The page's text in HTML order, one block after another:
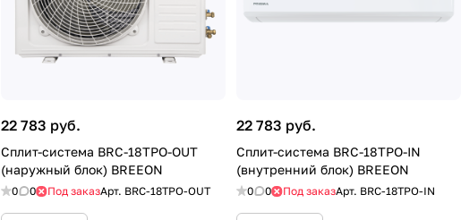
22 783 руб.
Сплит-система BRC-18TPO-OUT
(наружный блок) BREEON
0 0 Под заказАрт. BRC-18TPO-OUT
22 783 руб.
Сплит-система BRC-18TPO-IN
(внутренний блок) BREEON
0 0 Под заказАрт. BRC-18TPO-IN